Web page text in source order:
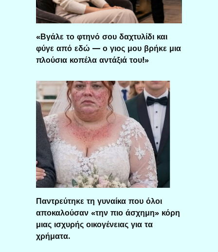
«Βγάλε το φτηνό σου δαχτυλίδι και
φύγε από εδώ — ο γιος μου βρήκε μια
πλούσια κοπέλα αντάξιά του!»
Παντρεύτηκε τη γυναίκα που όλοι
αποκαλούσαν «την πιο άσχημη» κόρη
μιας ισχυρής οικογένειας για τα
χρήματα.